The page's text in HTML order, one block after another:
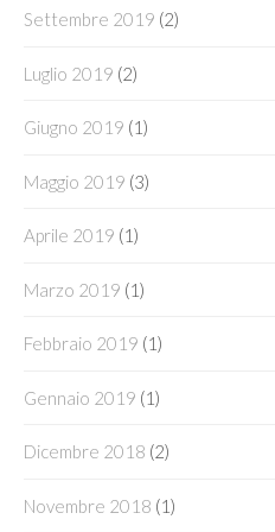
Settembre 2019 (2)
Luglio 2019 (2)
Giugno 2019 (1)
Maggio 2019 (3)
Aprile 2019 (1)
Marzo 2019 (1)
Febbraio 2019 (1)
Gennaio 2019 (1)
Dicembre 2018 (2)
Novembre 2018 (1)